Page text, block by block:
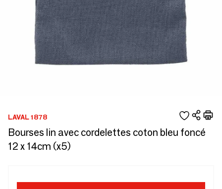
LAVAL 1878
Bourses lin avec cordelettes coton bleu foncé
12 x 14cm (x5)